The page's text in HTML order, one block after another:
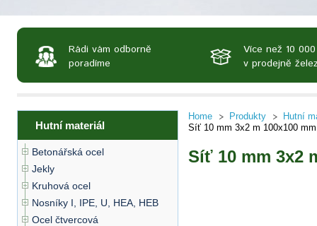
Rádi vám odborně
poradíme
Více než 10
v prodejně
Hutní materiál
Betonářská ocel
Jekly
Kruhová ocel
Nosníky I, IPE, U, HEA, HEB
Ocel čtvercová
Home Produkty
Hutní
Síť 10 mm 3x2 m 100x100
Síť 10 mm 3x2